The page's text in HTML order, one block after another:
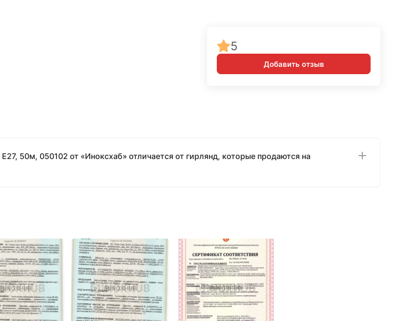
5
Добавить отзыв
50м, 050102 от «Иноксхаб» отличается от гирлянд, которые продаются на